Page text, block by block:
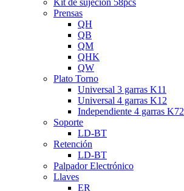
Prensas
QH
QB
QM
QHK
QW
Plato Torno
Universal 3 garras K11
Universal 4 garras K12
Independiente 4 garras K72
Soporte
LD-BT
Retención
LD-BT
Palpador Electrónico
Llaves
ER